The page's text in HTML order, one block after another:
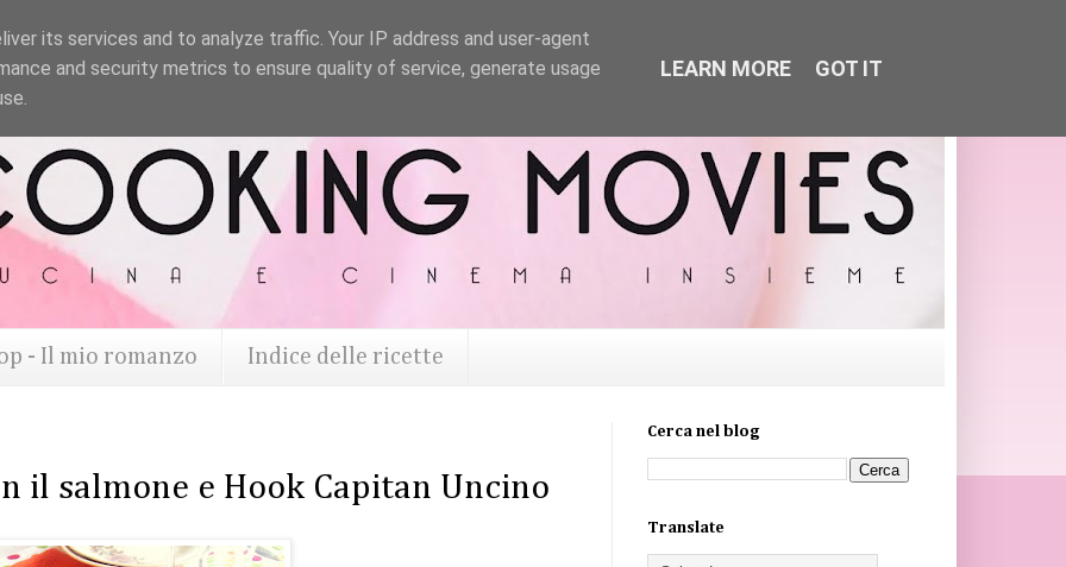
- Il mio romanzo Indice delle ricette
il salmone e Hook Capitan Uncino
Cerca nel blog
Translate
its services and to analyze traffic. Your IP address and user-agent
and security metrics to ensure quality of service, generate usage
LEARN MORE GOT IT